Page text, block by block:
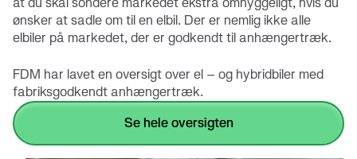
ønsker at sadle om til en elbil. Der er nemlig ikke alle
elbiler på markedet, der er godkendt til anhængertræk.
FDM har lavet en oversigt over el – og hybridbiler med
fabriksgodkendt anhængertræk.
se hele oversigten